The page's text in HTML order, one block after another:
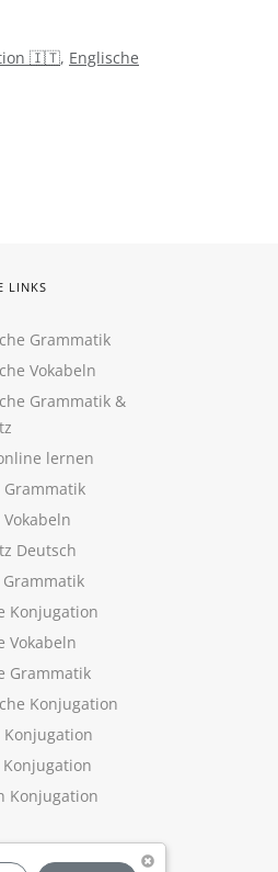
🇮🇹, Englische
LINKS
Grammatik
Vokabeln
Grammatik &
lernen
Grammatik
Deutsch
Konjugation
Vokabeln
Grammatik
Konjugation
Konjugation
Konjugation